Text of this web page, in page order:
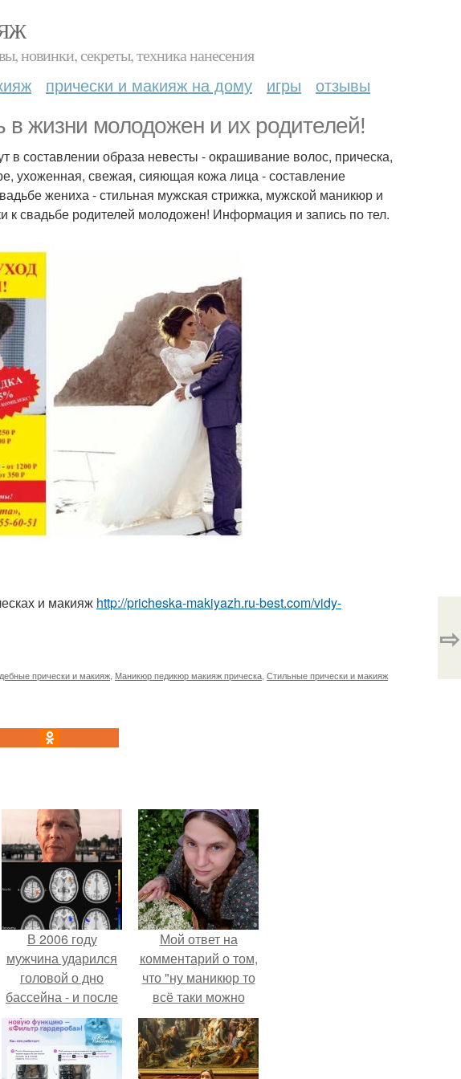
новинки, секреты, техника нанесения
прически и макияж на дому игры отзывы
жизни молодожен и их родителей!
в составлении образа невесты - окрашивание волос, прическа,
ухоженная, свежая, сияющая кожа лица - составление
жениха - стильная мужская стрижка, мужской маникюр и
свадьбе родителей молодожен! Информация и запись по тел.
и макияж http://pricheska-makiyazh.ru-best.com/vidy-
прически и макияж Маникюр педикюр макияж прическа Стильные прически и макияж
⇨
В 2006 году
мужчина ударился
головой о дно
бассейна - и после
этого его жизнь
изменилась самым
странным образом.
Мой ответ на
комментарий о том,
что "ну маникюр то
всё таки можно
было бы сделать.